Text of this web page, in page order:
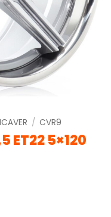
/ CVR9
ET22 5×120